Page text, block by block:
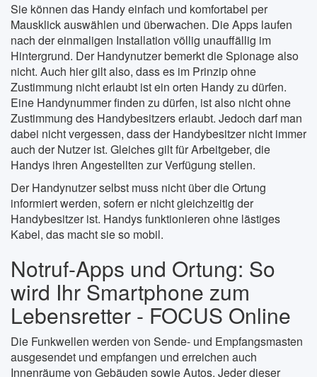
Sie können das Handy einfach und komfortabel per
Mausklick auswählen und überwachen. Die Apps laufen
nach der einmaligen Installation völlig unauffällig im
Hintergrund. Der Handynutzer bemerkt die Spionage also
nicht. Auch hier gilt also, dass es im Prinzip ohne
Zustimmung nicht erlaubt ist ein orten Handy zu dürfen.
Eine Handynummer finden zu dürfen, ist also nicht ohne
Zustimmung des Handybesitzers erlaubt. Jedoch darf man
dabei nicht vergessen, dass der Handybesitzer nicht immer
auch der Nutzer ist. Gleiches gilt für Arbeitgeber, die
Handys ihren Angestellten zur Verfügung stellen.
Der Handynutzer selbst muss nicht über die Ortung
informiert werden, sofern er nicht gleichzeitig der
Handybesitzer ist. Handys funktionieren ohne lästiges
Kabel, das macht sie so mobil.
Notruf-Apps und Ortung: So
wird Ihr Smartphone zum
Lebensretter - FOCUS Online
Die Funkwellen werden von Sende- und Empfangsmasten
ausgesendet und empfangen und erreichen auch
Innenräume von Gebäuden sowie Autos. Jeder dieser